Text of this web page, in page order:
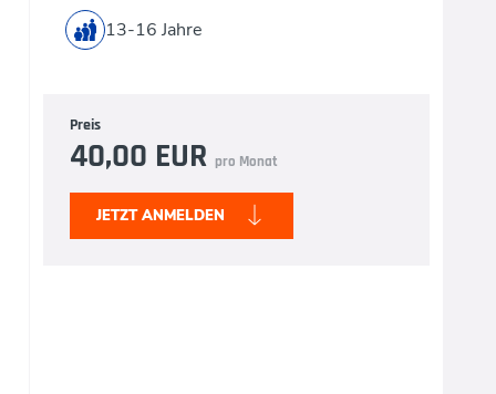
13-16 Jahre
Preis
40,00 EUR pro Monat
JETZT ANMELDEN